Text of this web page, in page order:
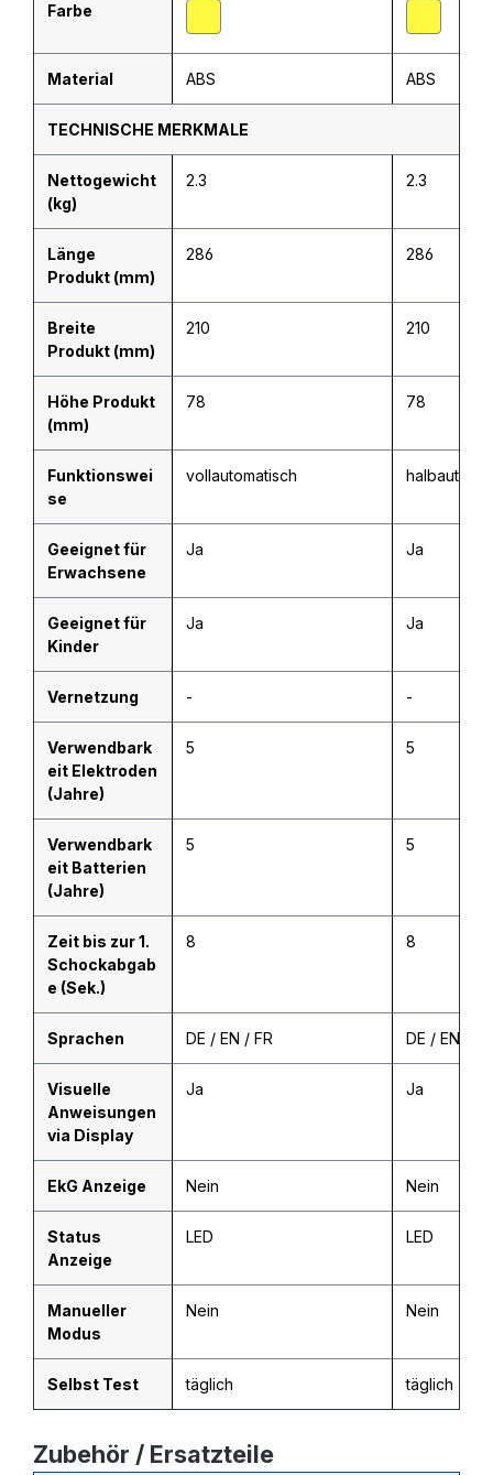
Farbe
Material ABS ABS
TECHNISCHE MERKMALE
Nettogewicht
(kg)
2.3 2.3
Länge
Produkt (mm)
286 286
Breite
Produkt (mm)
210 210
Höhe Produkt
(mm)
78 78
Funktionswei
se
vollautomatisch
Geeignet für
Erwachsene
Ja Ja
Geeignet für
Kinder
Ja Ja
Vernetzung - -
Verwendbark
eit Elektroden
(Jahre)
5 5
Verwendbark
eit Batterien
(Jahre)
5 5
Zeit bis zur 1.
Schockabgab
e (Sek.)
8 8
Sprachen DE / EN / FR DE / EN / FR
Visuelle
Anweisungen
via Display
Ja Ja
EkG Anzeige Nein Nein
Status
Anzeige
LED LED
Manueller
Modus
Nein Nein
Selbst Test täglich täglich
Produktgalerie überspringen
Zubehör / Ersatzteile